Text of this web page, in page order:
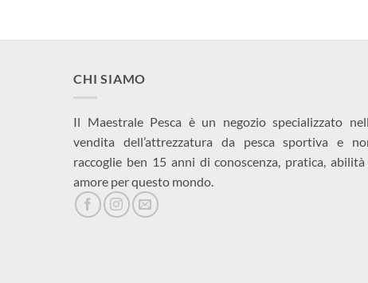
CHI SIAMO
Il Maestrale Pesca è un negozio specializzato
vendita dell’attrezzatura da pesca sportiva e
raccoglie ben 15 anni di conoscenza, pratica, abilità
amore per questo mondo.